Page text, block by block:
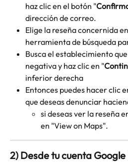
haz clic en el botón "
dirección de correo.
Elige la reseña concernida
herramienta de búsqueda
Busca el establecimiento
negativa y haz clic en "
inferior derecha
Entonces puedes hacer clic
que deseas denunciar
si deseas ver la reseña
en "View on Maps".
2) Desde tu cuenta Google